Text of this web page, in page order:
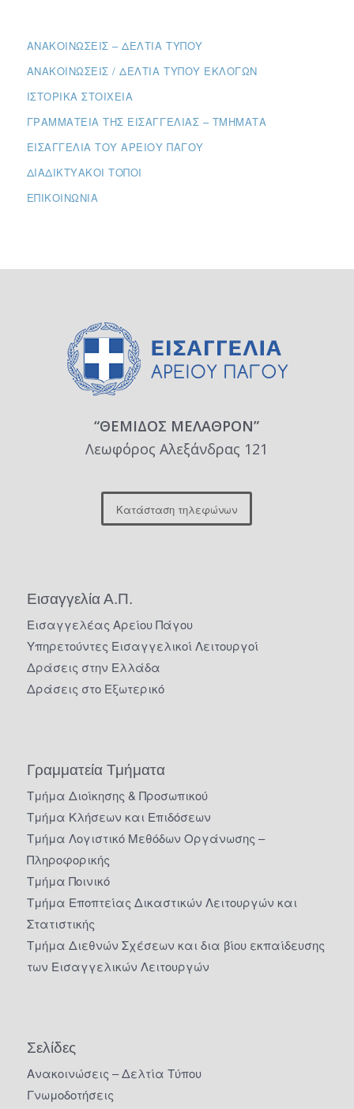
ΑΝΑΚΟΙΝΏΣΕΙΣ – ΔΕΛΤΊΑ ΤΎΠΟΥ
ΑΝΑΚΟΙΝΏΣΕΙΣ / ΔΕΛΤΊΑ ΤΎΠΟΥ ΕΚΛΟΓΏΝ
ΙΣΤΟΡΙΚΆ ΣΤΟΙΧΕΊΑ
ΓΡΑΜΜΑΤΕΊΑ ΤΗΣ ΕΙΣΑΓΓΕΛΊΑΣ – ΤΜΉΜΑΤΑ
ΕΙΣΑΓΓΕΛΊΑ ΤΟΥ ΑΡΕΊΟΥ ΠΆΓΟΥ
ΔΙΑΔΙΚΤΥΑΚΟΊ ΤΌΠΟΙ
ΕΠΙΚΟΙΝΩΝΊΑ
“ΘΕΜΙΔΟΣ ΜΕΛΑΘΡΟΝ”
Λεωφόρος Αλεξάνδρας 121
Κατάσταση τηλεφώνων
Εισαγγελία Α.Π.
Εισαγγελέας Αρείου Πάγου
Υπηρετούντες Εισαγγελικοί Λειτουργοί
Δράσεις στην Ελλάδα
Δράσεις στο Εξωτερικό
Γραμματεία Τμήματα
Τμήμα Διοίκησης & Προσωπικού
Τμήμα Κλήσεων και Επιδόσεων
Τμήμα Λογιστικό Μεθόδων Οργάνωσης –
Πληροφορικής
Τμήμα Ποινικό
Τμήμα Εποπτείας Δικαστικών Λειτουργών και
Στατιστικής
Τμήμα Διεθνών Σχέσεων και δια βίου εκπαίδευσης
των Εισαγγελικών Λειτουργών
Σελίδες
Ανακοινώσεις – Δελτία Τύπου
Γνωμοδοτήσεις